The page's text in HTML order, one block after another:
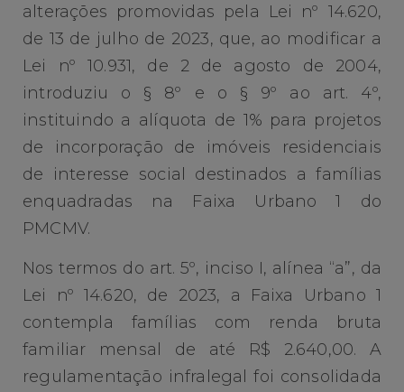
alterações promovidas pela Lei nº 14.620,
de 13 de julho de 2023, que, ao modificar a
Lei nº 10.931, de 2 de agosto de 2004,
introduziu o § 8º e o § 9º ao art. 4º,
instituindo a alíquota de 1% para projetos
de incorporação de imóveis residenciais
de interesse social destinados a famílias
enquadradas na Faixa Urbano 1 do
PMCMV.
Nos termos do art. 5º, inciso I, alínea “a”, da
Lei nº 14.620, de 2023, a Faixa Urbano 1
contempla famílias com renda bruta
familiar mensal de até R$ 2.640,00. A
regulamentação infralegal foi consolidada